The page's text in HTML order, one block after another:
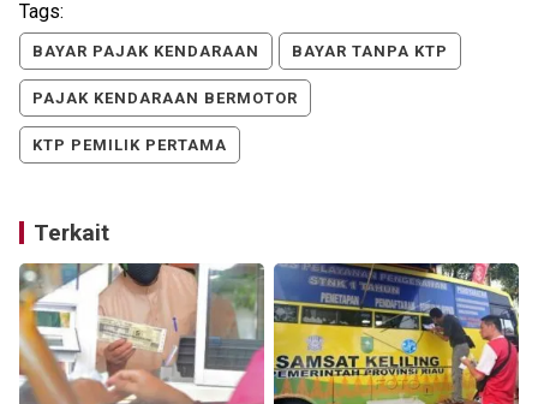
Tags:
BAYAR PAJAK KENDARAAN BAYAR TANPA KTP
PAJAK KENDARAAN BERMOTOR
KTP PEMILIK PERTAMA
Terkait